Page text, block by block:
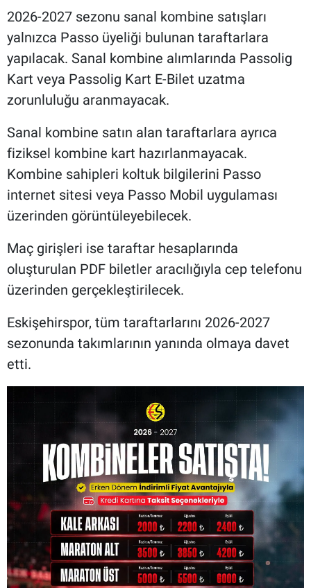
2026-2027 sezonu sanal kombine satışları
yalnızca Passo üyeliği bulunan taraftarlara
yapılacak. Sanal kombine alımlarında Passolig
Kart veya Passolig Kart E-Bilet uzatma
zorunluluğu aranmayacak.
Sanal kombine satın alan taraftarlara ayrıca
fiziksel kombine kart hazırlanmayacak.
Kombine sahipleri koltuk bilgilerini Passo
internet sitesi veya Passo Mobil uygulaması
üzerinden görüntüleyebilecek.
Maç girişleri ise taraftar hesaplarında
oluşturulan PDF biletler aracılığıyla cep telefonu
üzerinden gerçekleştirilecek.
Eskişehirspor, tüm taraftarlarını 2026-2027
sezonunda takımlarının yanında olmaya davet
etti.